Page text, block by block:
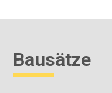
Bausätze